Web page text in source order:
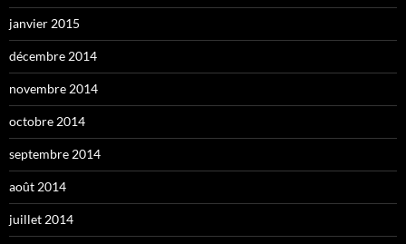
janvier 2015
décembre 2014
novembre 2014
octobre 2014
septembre 2014
août 2014
juillet 2014